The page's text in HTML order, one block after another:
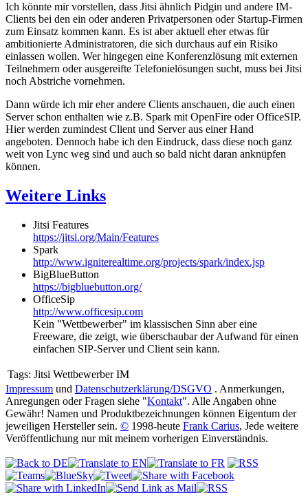
Ich könnte mir vorstellen, dass Jitsi ähnlich Pidgin und andere IM-
Clients bei den ein oder anderen Privatpersonen oder Startup-Firmen
zum Einsatz kommen kann. Es ist aber aktuell eher etwas für
ambitionierte Administratoren, die sich durchaus auf ein Risiko
einlassen wollen. Wer hingegen eine Konferenzlösung mit externen
Teilnehmern oder ausgereifte Telefonielösungen sucht, muss bei Jitsi
noch Abstriche vornehmen.
Dann würde ich mir eher andere Clients anschauen, die auch einen
Server schon enthalten wie z.B. Spark mit OpenFire oder OfficeSIP.
Hier werden zumindest Client und Server aus einer Hand
angeboten. Dennoch habe ich den Eindruck, dass diese noch ganz
weit von Lync weg sind und auch so bald nicht daran anknüpfen
können.
Weitere Links
Jitsi Features
https://jitsi.org/Main/Features
Spark
http://www.igniterealtime.org/projects/spark/index.jsp
BigBlueButton
https://bigbluebutton.org/
OfficeSip
http://www.officesip.com
Kein "Wettbewerber" im klassischen Sinn aber eine
Freeware, die zeigt, wie überschaubar der Aufwand für einen
einfachen SIP-Server und Client sein kann.
Tags: Jitsi Wettbewerber IM
Impressum und Datenschutzerklärung/DSGVO . Anmerkungen,
Anregungen oder Fragen siehe "Kontakt". Alle Angaben ohne
Gewähr! Namen und Produktbezeichnungen können Eigentum der
jeweiligen Hersteller sein. © 1998-heute Frank Carius, Jede weitere
Veröffentlichung nur mit meinem vorherigen Einverständnis.